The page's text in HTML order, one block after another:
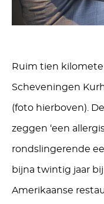
Ruim tien
Scheveningen
(foto hierboven).
zeggen ‘een
rondslingerende
bijna twintig jaar
Amerikaanse